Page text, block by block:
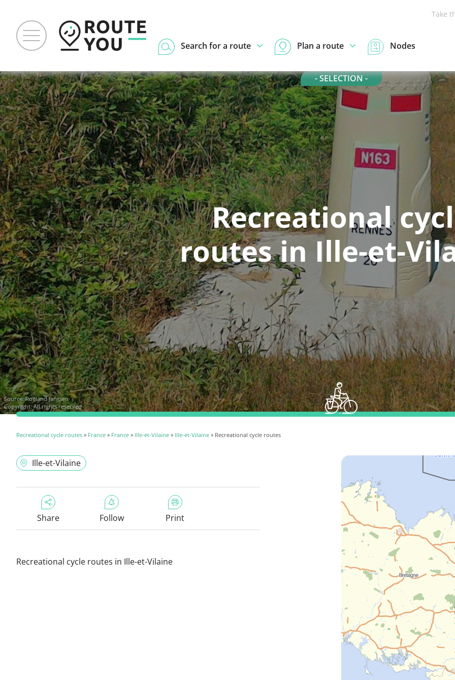
Take
Search for a route Plan a route Nodes
- SELECTION -
Recreational
routes in Ille-et-
Source:Roeland Janssen
Copyright: All rights reserved
Recreational cycle routes » France » France » Ille-et-Vilaine » Ille-et-Vilaine » Recreational cycle routes
Ille-et-Vilaine
Share Follow Print
Recreational cycle routes in Ille-et-Vilaine